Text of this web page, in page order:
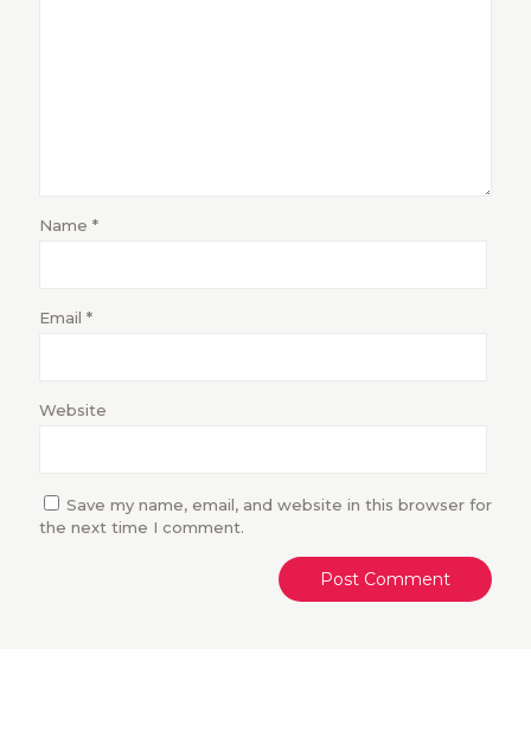
Name *
Email *
Website
Save my name, email, and website in this browser for
the next time I comment.